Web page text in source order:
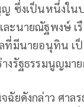
ซึ่งเป็นหนึ่งใน
ละนายณัฐพงษ์
ที่มีนายอนุทิน เ
งรัฐธรรมนูญมา
ฉัยดังกล่าว ศาล